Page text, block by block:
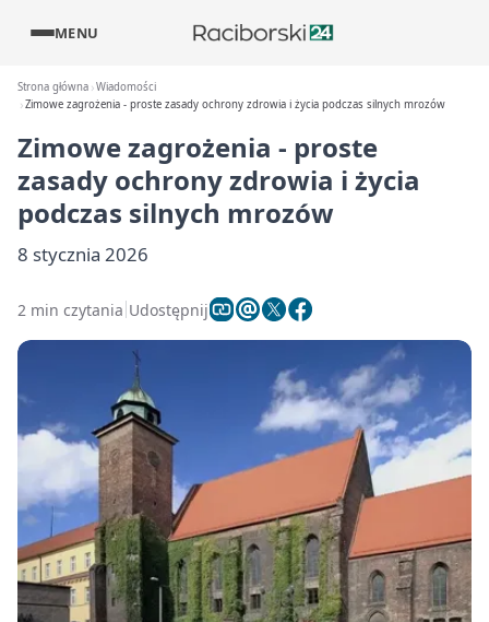
MENU
Strona główna Wiadomości
Zimowe zagrożenia - proste zasady ochrony zdrowia i życia podczas silnych mrozów
Zimowe zagrożenia - proste
zasady ochrony zdrowia i życia
podczas silnych mrozów
8 stycznia 2026
2 min czytania Udostępnij